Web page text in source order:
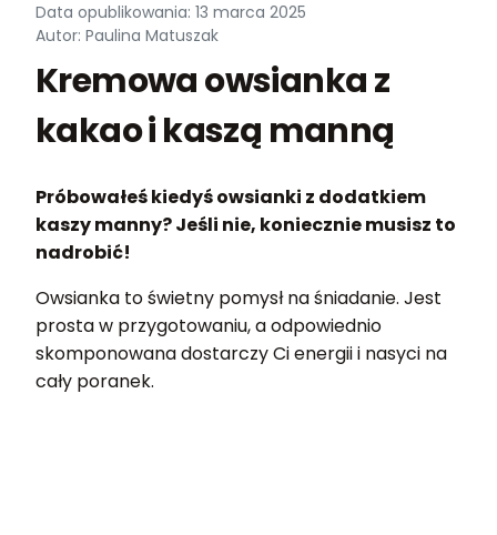
Data opublikowania: 13 marca 2025
Autor: Paulina Matuszak
Kremowa owsianka z
kakao i kaszą manną
Próbowałeś kiedyś owsianki z dodatkiem
kaszy manny? Jeśli nie, koniecznie musisz to
nadrobić!
Owsianka to świetny pomysł na śniadanie. Jest
prosta w przygotowaniu, a odpowiednio
skomponowana dostarczy Ci energii i nasyci na
cały poranek.